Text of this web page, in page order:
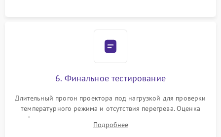
6. Финальное тестирование
Длительный прогон проектора под нагрузкой для проверки
температурного режима и отсутствия перегрева. Оценка
фокуса, контрастности и цветопередачи на тестовых
таблицах. Проверка работы всех видеовходов и кнопок
Подробнее